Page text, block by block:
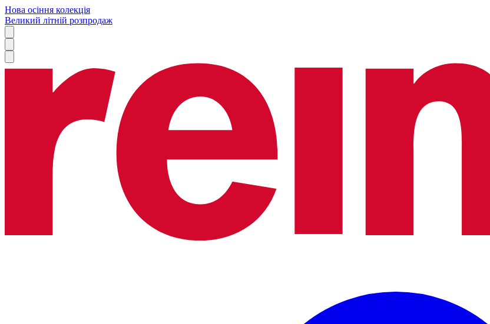
Нова осіння колекція
Великий літній розпродаж